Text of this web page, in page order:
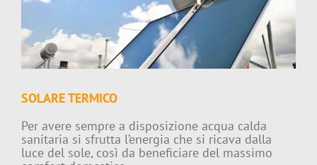
SOLARE TERMICO
Per avere sempre a disposizione acqua calda
sanitaria si sfrutta l’energia che si ricava dalla
luce del sole, così da beneficiare del massimo